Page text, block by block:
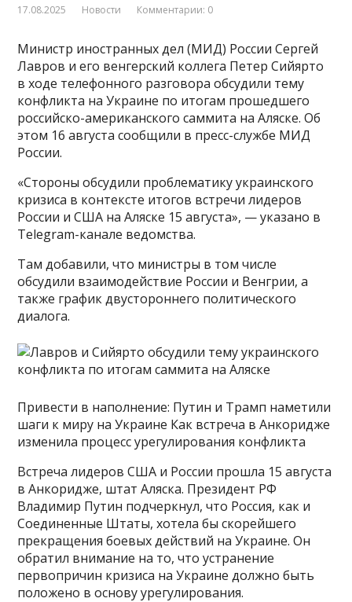
17.08.2025 Новости Комментарии: 0
Министр иностранных дел (МИД) России Сергей
Лавров и его венгерский коллега Петер Сийярто
в ходе телефонного разговора обсудили тему
конфликта на Украине по итогам прошедшего
российско-американского саммита на Аляске. Об
этом 16 августа сообщили в пресс-службе МИД
России.
«Стороны обсудили проблематику украинского
кризиса в контексте итогов встречи лидеров
России и США на Аляске 15 августа», — указано в
Telegram-канале ведомства.
Там добавили, что министры в том числе
обсудили взаимодействие России и Венгрии, а
также график двустороннего политического
диалога.
Привести в наполнение: Путин и Трамп наметили
шаги к миру на Украине Как встреча в Анкоридже
изменила процесс урегулирования конфликта
Встреча лидеров США и России прошла 15 августа
в Анкоридже, штат Аляска. Президент РФ
Владимир Путин подчеркнул, что Россия, как и
Соединенные Штаты, хотела бы скорейшего
прекращения боевых действий на Украине. Он
обратил внимание на то, что устранение
первопричин кризиса на Украине должно быть
положено в основу урегулирования.